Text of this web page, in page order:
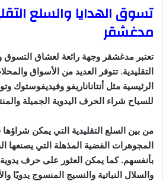
تسوق الهدايا والسلع
مدغشقر
تعتبر مدغشقر وجهة رائعة لعشاق التسوق
التقليدية. تتوفر العديد من الأسواق
الرئيسية مثل أنتاناناريفو وفيديفوستوك
للسياح شراء الحرف اليدوية الجميلة
من بين السلع التقليدية التي يمكن
المجوهرات الفضية المذهلة التي يصنعها
بأنفسهم. كما يمكن العثور على حرف
والسلال النباتية والنسيج المنسوج يدويًا